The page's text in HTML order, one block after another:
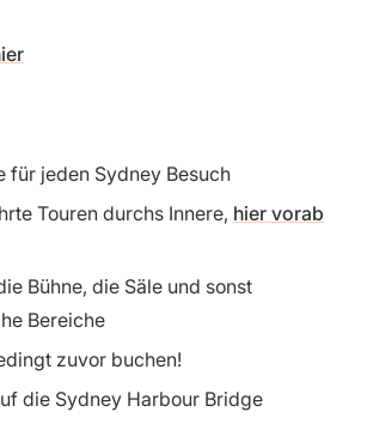
für jeden Sydney Besuch
Touren durchs Innere, hier vorab
Bühne, die Säle und sonst
Bereiche
zuvor buchen!
die Sydney Harbour Bridge